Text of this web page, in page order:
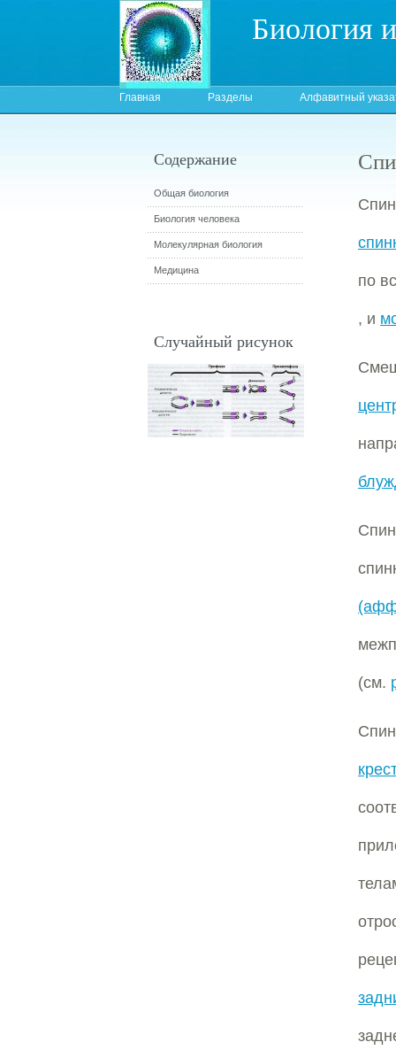
Биология
Главная Разделы Алфавитный
по
, и
(см.
Содержание
Общая биология
Биология человека
Молекулярная биология
Медицина
Случайный рисунок